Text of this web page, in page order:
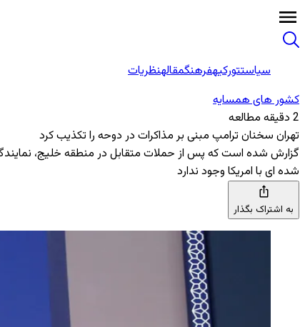
سیاستتورکیهفرهنگمقالهنظریات
کشور های همسایه
2 دقیقه مطالعه
تهران سخنان ترامپ مبنی بر مذاکرات در دوحه را تکذیب کرد
گزارش شده است که پس از حملات متقابل در منطقه خلیج،
شده ‌ای با امریکا وجود ندارد
به اشتراک بگذار